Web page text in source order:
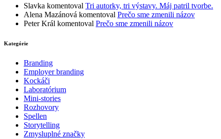
Slavka komentoval Tri autorky, tri výstavy. Máj patril tvorbe.
Alena Mazánová komentoval Prečo sme zmenili názov
Peter Král komentoval Prečo sme zmenili názov
Kategórie
Branding
Employer branding
Kockáči
Laboratórium
Mini-stories
Rozhovory
Spellen
Storytelling
Zmysluplné značky